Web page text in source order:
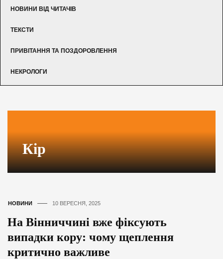
НОВИНИ ВІД ЧИТАЧІВ
ТЕКСТИ
ПРИВІТАННЯ ТА ПОЗДОРОВЛЕННЯ
НЕКРОЛОГИ
Кір
НОВИНИ 10 ВЕРЕСНЯ, 2025
На Вінниччині вже фіксують
випадки кору: чому щеплення
критично важливе